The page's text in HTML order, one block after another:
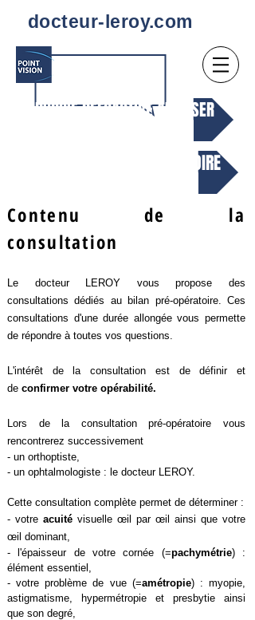
docteur-leroy.com
. CHIRURGIE REFRACTIVE AU LASER
..BILAN CLINIQUE PRE-OPERATOIRE
Contenu de la
consultation
Le docteur LEROY vous propose des
consultations dédiés au bilan pré-opératoire. Ces
consultations d'une durée allongée vous permette
de répondre à toutes vos questions.
L'intérêt de la consultation est de définir et
de confirmer votre opérabilité.
Lors de la consultation pré-opératoire vous
rencontrerez successivement
- un orthoptiste,
- un ophtalmologiste : le docteur LEROY.
Cette consultation complète permet de déterminer :
- votre acuité visuelle œil par œil ainsi que votre
œil dominant,
- l'épaisseur de votre cornée (=pachymétrie) :
élément essentiel,
- votre problème de vue (=amétropie) : myopie,
astigmatisme, hypermétropie et presbytie ainsi
que son degré,